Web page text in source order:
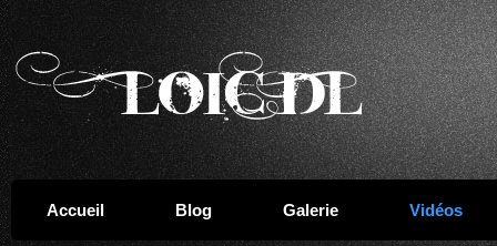
Accueil Blog Galerie Vidéos